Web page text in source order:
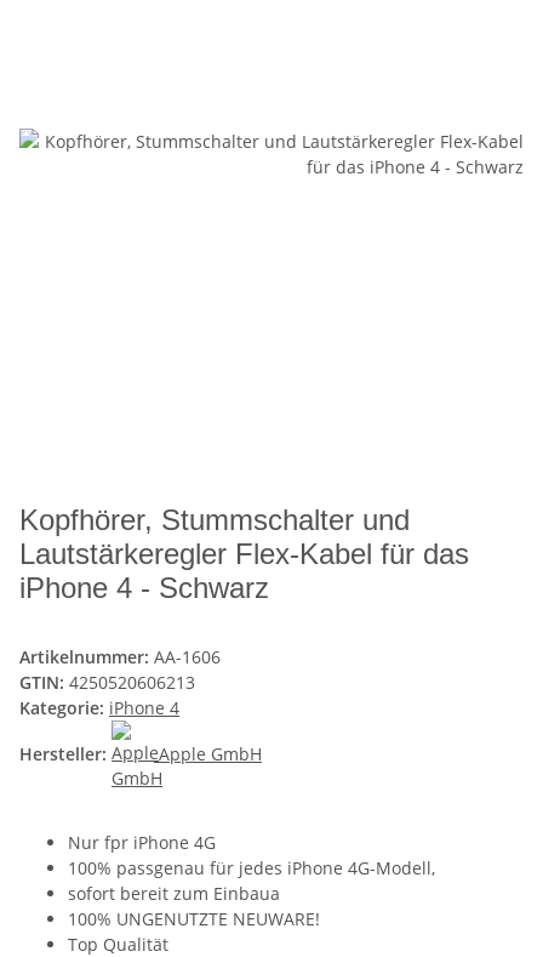
Kopfhörer, Stummschalter und
Lautstärkeregler Flex-Kabel für das
iPhone 4 - Schwarz
Artikelnummer: AA-1606
GTIN: 4250520606213
Kategorie: iPhone 4
Hersteller:
Apple GmbH
Nur fpr iPhone 4G
100% passgenau für jedes iPhone 4G-Modell,
sofort bereit zum Einbaua
100% UNGENUTZTE NEUWARE!
Top Qualität